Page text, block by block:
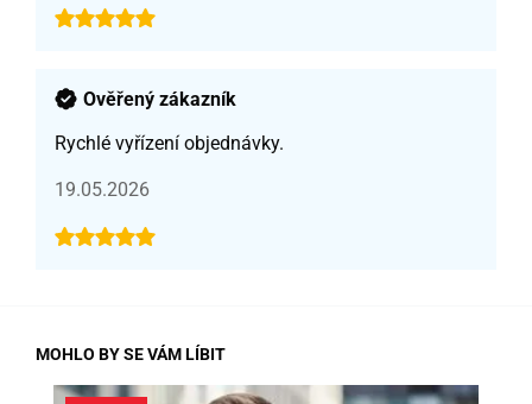
Ověřený zákazník
Rychlé vyřízení objednávky.
19.05.2026
MOHLO BY SE VÁM LÍBIT